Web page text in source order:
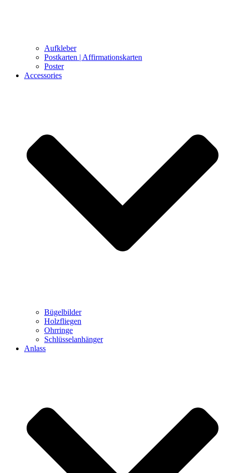
Aufkleber
Postkarten | Affirmationskarten
Poster
Accessories
Bügelbilder
Holzfliegen
Ohrringe
Schlüsselanhänger
Anlass